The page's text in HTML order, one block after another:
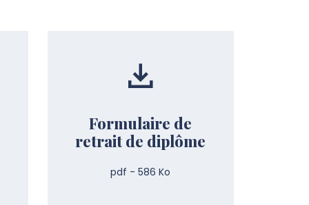
Formulaire de
retrait de diplôme
pdf - 586 Ko